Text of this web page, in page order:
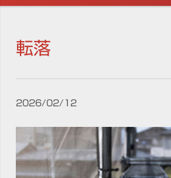
転落
2026/02/12